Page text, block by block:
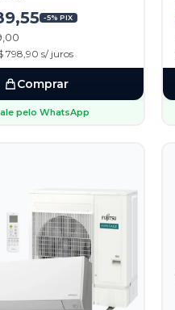
-5% PIX
798,90 s/ juros
Comprar
pelo WhatsApp